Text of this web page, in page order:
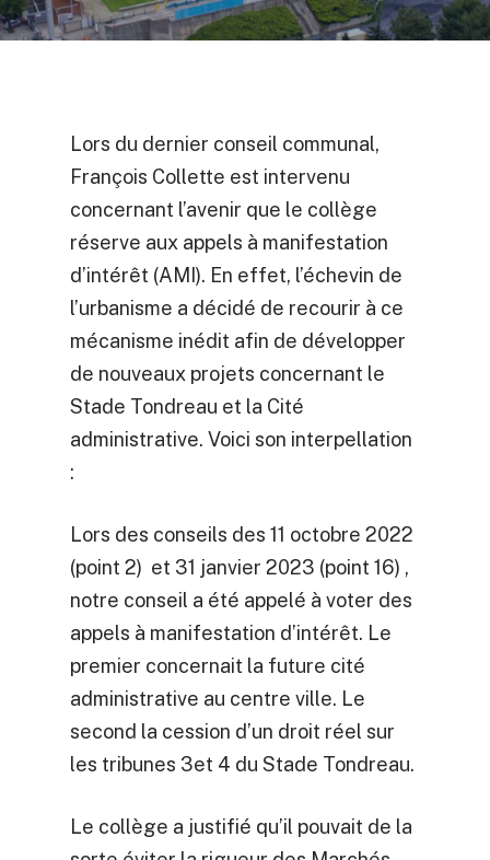
Lors du dernier conseil communal,
François Collette est intervenu
concernant l’avenir que le collège
réserve aux appels à manifestation
d’intérêt (AMI). En effet, l’échevin de
l’urbanisme a décidé de recourir à ce
mécanisme inédit afin de développer
de nouveaux projets concernant le
Stade Tondreau et la Cité
administrative. Voici son interpellation
:
Lors des conseils des 11 octobre 2022
(point 2) et 31 janvier 2023 (point 16) ,
notre conseil a été appelé à voter des
appels à manifestation d’intérêt. Le
premier concernait la future cité
administrative au centre ville. Le
second la cession d’un droit réel sur
les tribunes 3et 4 du Stade Tondreau.
Le collège a justifié qu’il pouvait de la